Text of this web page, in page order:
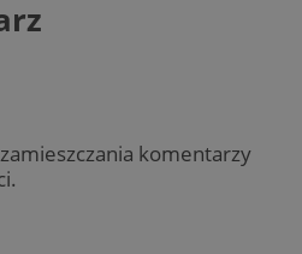
komentarzy